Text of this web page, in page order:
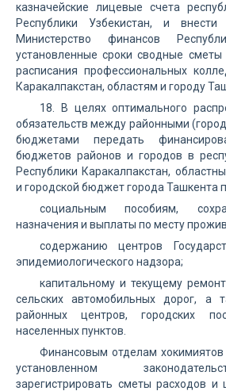
казначейские лицевые счета
Республики Узбекистан, и
Министерство финансов
установленные сроки сводные
расписания профессиональных
Каракалпакстан, областям и городу
18. В целях оптимального
обязательств между районными
бюджетами передать
бюджетов районов и городов в
Республики Каракалпакстан,
и городской бюджет города Ташкента
социальным пособиям,
назначения и выплаты по месту
содержанию центров
эпидемиологического надзора;
капитальному и текущему
сельских автомобильных дорог, а
районных центров, городских
населенных пунктов.
Финансовым отделам
установленном
зарегистрировать сметы расходов и